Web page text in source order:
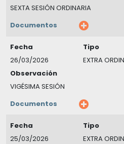
SEXTA SESIÓN ORDINARIA
Documentos
Fecha
26/03/2026
Tipo
EXTRA
Observación
VIGÉSIMA SESIÓN
Documentos
Fecha
25/03/2026
Tipo
EXTRA